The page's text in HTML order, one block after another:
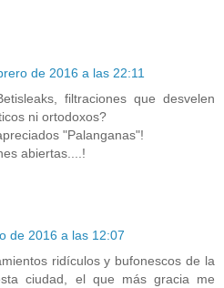
de 2016 a las 22:11
filtraciones que desvelen
ni ortodoxos?
"Palanganas"!
abiertas....!
de 2016 a las 12:07
ridículos y bufonescos de la
ciudad, el que más gracia me